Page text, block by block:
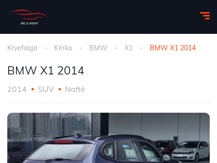
Kryefaqja Kërko BMW X1 BMW X1 2014
BMW X1 2014
2014 SUV Naftë